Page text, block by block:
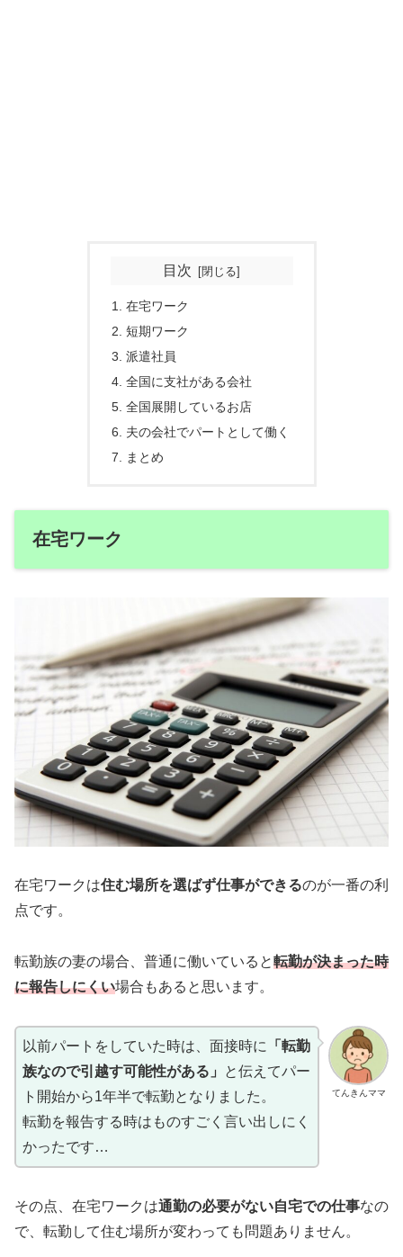
目次
在宅ワーク
短期ワーク
派遣社員
全国に支社がある会社
全国展開しているお店
夫の会社でパートとして働く
まとめ
在宅ワーク
在宅ワークは住む場所を選ばず仕事ができるのが一番の利
点です。
転勤族の妻の場合、普通に働いていると転勤が決まった時
に報告しにくい場合もあると思います。
てんきんママ
以前パートをしていた時は、面接時に
「転勤
族なので引越す可能性がある」
と伝えてパー
ト開始から1年半で転勤となりました。
転勤を報告する時はものすごく言い出しにく
かったです…
その点、在宅ワークは通勤の必要がない自宅での仕事なの
で、転勤して住む場所が変わっても問題ありません。